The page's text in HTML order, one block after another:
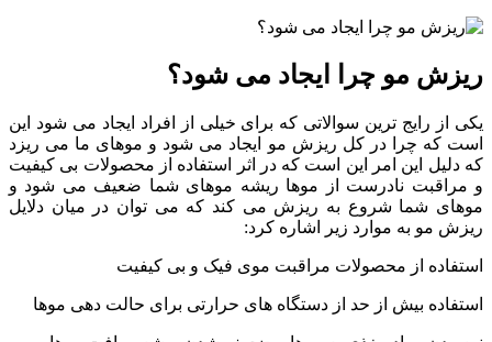
ریزش مو چرا ایجاد می شود؟
یکی از رایج ترین سوالاتی که برای خیلی از افراد ایجاد می شود این
است که چرا در کل ریزش مو ایجاد می شود و موهای ما می ریزد
که دلیل این امر این است که در اثر استفاده از محصولات بی کیفیت
و مراقبت نادرست از موها ریشه موهای شما ضعیف می شود و
موهای شما شروع به ریزش می کند که می توان در میان دلایل
ریزش مو به موارد زیر اشاره کرد:
استفاده از محصولات مراقبت موی فیک و بی کیفیت
استفاده بیش از حد از دستگاه های حرارتی برای حالت دهی موها